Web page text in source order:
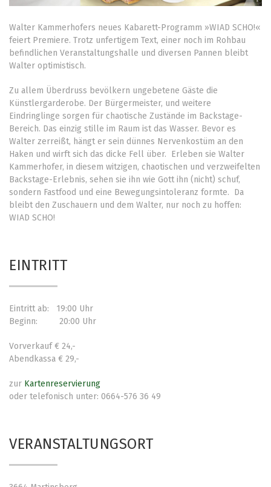
Walter Kammerhofers neues Kabarett-Programm »WIAD SCHO!«
feiert Premiere. Trotz unfertigem Text, einer noch im Rohbau
befindlichen Veranstaltungshalle und diversen Pannen bleibt
Walter optimistisch.
Zu allem Überdruss bevölkern ungebetene Gäste die
Künstlergarderobe. Der Bürgermeister, und weitere
Eindringlinge sorgen für chaotische Zustände im Backstage-
Bereich. Das einzig stille im Raum ist das Wasser. Bevor es
Walter zerreißt, hängt er sein dünnes Nervenkostüm an den
Haken und wirft sich das dicke Fell über. Erleben sie Walter
Kammerhofer, in diesem witzigen, chaotischen und verzweifelten
Backstage-Erlebnis, sehen sie ihn wie Gott ihn (nicht) schuf,
sondern Fastfood und eine Bewegungsintoleranz formte. Da
bleibt den Zuschauern und dem Walter, nur noch zu hoffen:
WIAD SCHO!
EINTRITT
Eintritt ab: 19:00 Uhr
Beginn: 20:00 Uhr
Vorverkauf € 24,-
Abendkassa € 29,-
zur Kartenreservierung
oder telefonisch unter: 0664-576 36 49
VERANSTALTUNGSORT